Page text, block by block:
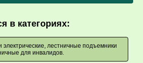
в категориях:
электрические, лестничные подъемники
для инвалидов.